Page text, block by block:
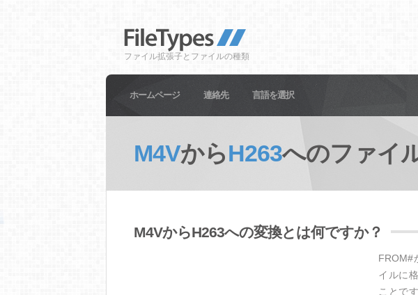
ファイル拡張子とファイルの種類
ホームページ 連絡先 言語を選択
M4VからH263へのファイ
M4VからH263への変換とは何ですか？
FROM#
イルに
ことで